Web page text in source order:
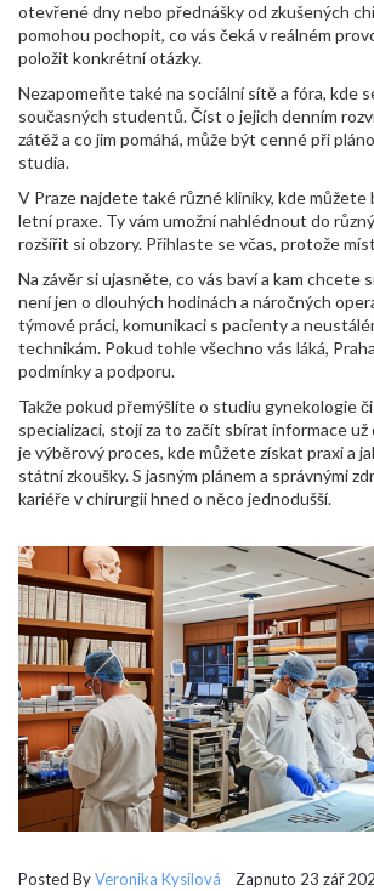
otevřené dny nebo přednášky od zkušených
pomohou pochopit, co vás čeká v reálném
položit konkrétní otázky.
Nezapomeňte také na sociální sítě a fóra, kde
současných studentů. Číst o jejich denním
zátěž a co jim pomáhá, může být cenné při
studia.
V Praze najdete také různé kliniky, kde
letní praxe. Ty vám umožní nahlédnout do
rozšířit si obzory. Přihlaste se včas, protože
Na závěr si ujasněte, co vás baví a kam chcete
není jen o dlouhých hodinách a náročných
týmové práci, komunikaci s pacienty a
technikám. Pokud tohle všechno vás láká,
podmínky a podporu.
Takže pokud přemýšlíte o studiu gynekologie
specializaci, stojí za to začít sbírat informace
je výběrový proces, kde můžete získat praxi a
státní zkoušky. S jasným plánem a správnými
kariéře v chirurgii hned o něco jednodušší.
Posted ByVeronika Kysilová Zapnuto 23 zář